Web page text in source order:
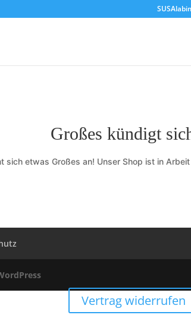
Großes kündigt
sich etwas Großes an! Unser Shop ist in
Vertrag widerrufen